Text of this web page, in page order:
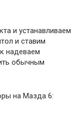
и устанавливаем
и ставим
надеваем
обычным
на Мазда 6: